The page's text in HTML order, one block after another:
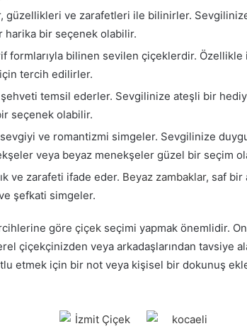
güzellikleri ve zarafetleri ile bilinirler.
bir seçenek olabilir.
formlarıyla bilinen sevilen çiçeklerdir. Özellikle
tercih edilirler.
temsil ederler. Sevgilinize ateşli bir
seçenek olabilir.
ve romantizmi simgeler. Sevgilinize
veya beyaz menekşeler güzel bir seçim
ve zarafeti ifade eder. Beyaz zambaklar, saf bir
şefkati simgeler.
göre çiçek seçimi yapmak önemlidir.
çiçekçinizden veya arkadaşlarından tavsiye
etmek için bir not veya kişisel bir dokunuş